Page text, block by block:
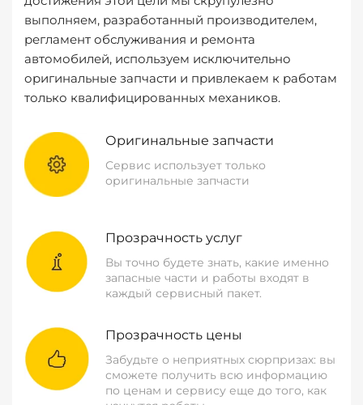
выполняем, разработанный производителем,
регламент обслуживания и ремонта
автомобилей, используем исключительно
оригинальные запчасти и привлекаем к работам
только квалифицированных механиков.
Оригинальные запчасти
Сервис использует только
оригинальные запчасти
Прозрачность услуг
Вы точно будете знать, какие именно
запасные части и работы входят в
каждый сервисный пакет.
Прозрачность цены
Забудьте о неприятных сюрпризах: вы
сможете получить всю информацию
по ценам и сервису еще до того, как